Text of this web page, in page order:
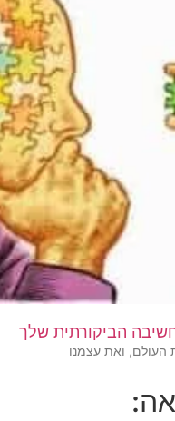
העולם, ואת עצמנו